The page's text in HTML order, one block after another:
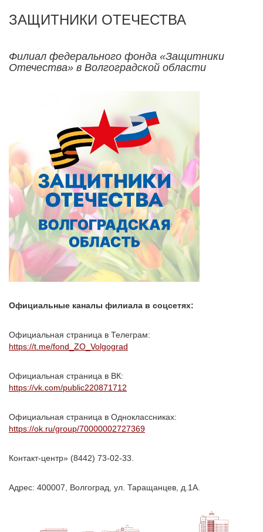
ЗАЩИТНИКИ ОТЕЧЕСТВА
Филиал федерального фонда «Защитники
Отечества» в Волгоградской области
Официальные каналы филиала в соцсетях:
Официальная страница в Телеграм:
https://t.me/fond_ZO_Volgograd
Официальная страница в ВК:
https://vk.com/public220871712
Официальная страница в Одноклассниках:
https://ok.ru/group/70000002727369
Контакт-центр» (8442) 73-02-33.
Адрес: 400007, Волгоград, ул. Таращанцев, д.1А.